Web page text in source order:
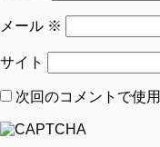
メール ※
サイト
次回のコメントで使